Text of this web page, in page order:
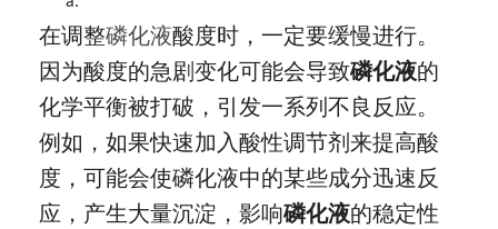
在调整磷化液酸度时，一定要缓慢进行。
因为酸度的急剧变化可能会导致磷化液的
化学平衡被打破，引发一系列不良反应。
例如，如果快速加入酸性调节剂来提高酸
度，可能会使磷化液中的某些成分迅速反
应，产生大量沉淀，影响磷化液的稳定性